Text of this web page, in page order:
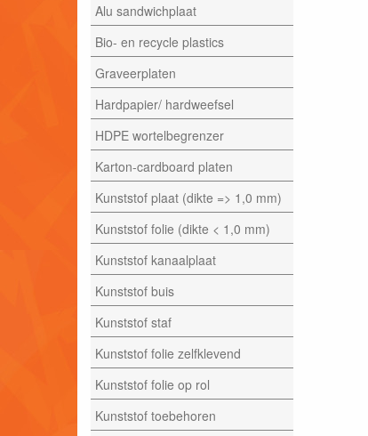
Alu sandwichplaat
Bio- en recycle plastics
Graveerplaten
Hardpapier/ hardweefsel
HDPE wortelbegrenzer
Karton-cardboard platen
Kunststof plaat (dikte => 1,0 mm)
Kunststof folie (dikte < 1,0 mm)
Kunststof kanaalplaat
Kunststof buis
Kunststof staf
Kunststof folie zelfklevend
Kunststof folie op rol
Kunststof toebehoren